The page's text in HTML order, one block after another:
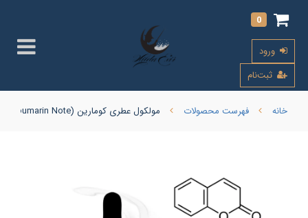
0
ورود
ثبت‌نام
خانه فهرست محصولات مولکول عطری کومارین (Coumarin Note)